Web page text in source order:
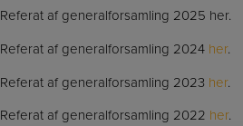
Referat af generalforsamling 2025 her.
Referat af generalforsamling 2024 her.
Referat af generalforsamling 2023 her.
Referat af generalforsamling 2022 her.